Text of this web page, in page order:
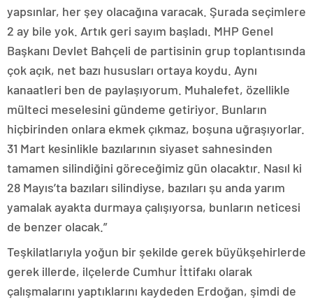
yapsınlar, her şey olacağına varacak. Şurada seçimlere
2 ay bile yok. Artık geri sayım başladı. MHP Genel
Başkanı Devlet Bahçeli de partisinin grup toplantısında
çok açık, net bazı hususları ortaya koydu. Aynı
kanaatleri ben de paylaşıyorum. Muhalefet, özellikle
mülteci meselesini gündeme getiriyor. Bunların
hiçbirinden onlara ekmek çıkmaz, boşuna uğraşıyorlar.
31 Mart kesinlikle bazılarının siyaset sahnesinden
tamamen silindiğini göreceğimiz gün olacaktır. Nasıl ki
28 Mayıs’ta bazıları silindiyse, bazıları şu anda yarım
yamalak ayakta durmaya çalışıyorsa, bunların neticesi
de benzer olacak.”
Teşkilatlarıyla yoğun bir şekilde gerek büyükşehirlerde
gerek illerde, ilçelerde Cumhur İttifakı olarak
çalışmalarını yaptıklarını kaydeden Erdoğan, şimdi de